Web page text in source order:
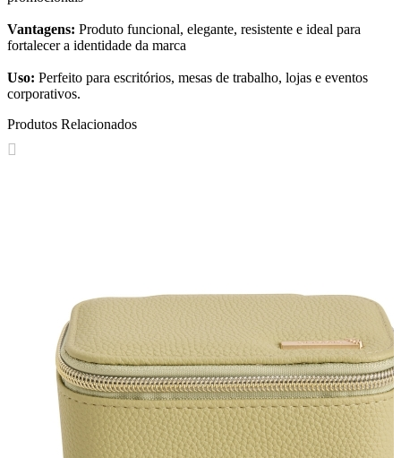
Vantagens: Produto funcional, elegante, resistente e ideal para
fortalecer a identidade da marca
Uso: Perfeito para escritórios, mesas de trabalho, lojas e eventos
corporativos.
Produtos Relacionados